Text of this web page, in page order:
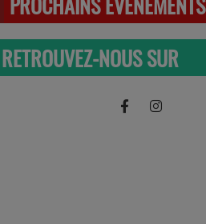
RETROUVEZ-NOUS SUR